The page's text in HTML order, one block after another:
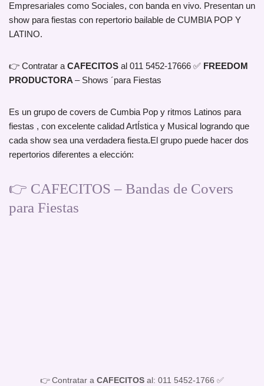
Empresariales como Sociales, con banda en vivo. Presentan un
show para fiestas con repertorio bailable de CUMBIA POP Y
LATINO.
👉 Contratar a CAFECITOS al 011 5452-17666 ✅ FREEDOM
PRODUCTORA – Shows ´para Fiestas
Es un grupo de covers de Cumbia Pop y ritmos Latinos para
fiestas , con excelente calidad ArtÍstica y Musical logrando que
cada show sea una verdadera fiesta.El grupo puede hacer dos
repertorios diferentes a elección:
👉 CAFECITOS – Bandas de Covers
para Fiestas
👉 Contratar a CAFECITOS al: 011 5452-1766 ✅